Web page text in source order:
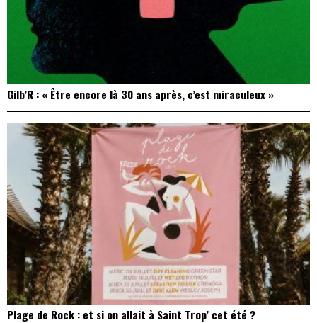
Gilb’R : « Être encore là 30 ans après, c’est miraculeux »
Plage de Rock : et si on allait à Saint Trop’ cet été ?